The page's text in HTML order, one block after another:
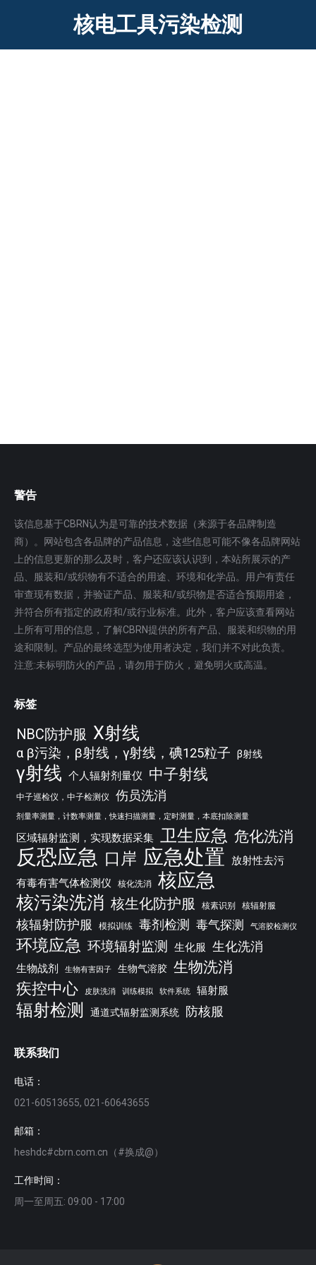
核电工具污染检测
警告
该信息基于CBRN认为是可靠的技术数据（来源于各品牌制造
商）。网站包含各品牌的产品信息，这些信息可能不像各品牌网站
上的信息更新的那么及时，客户还应该认识到，本站所展示的产
品、服装和/或织物有不适合的用途、环境和化学品。用户有责任
审查现有数据，并验证产品、服装和/或织物是否适合预期用途，
并符合所有指定的政府和/或行业标准。此外，客户应该查看网站
上所有可用的信息，了解CBRN提供的所有产品、服装和织物的用
途和限制。产品的最终选型为使用者决定，我们并不对此负责。
注意:未标明防火的产品，请勿用于防火，避免明火或高温。
标签
NBC防护服 X射线
α β污染，β射线，γ射线，碘125粒子 β射线
γ射线 个人辐射剂量仪 中子射线
中子巡检仪，中子检测仪 伤员洗消
剂量率测量，计数率测量，快速扫描测量，定时测量，本底扣除测量
区域辐射监测，实现数据采集 卫生应急 危化洗消
反恐应急 口岸 应急处置
放射性去污
有毒有害气体检测仪
核化洗消 核应急
核污染洗消 核生化防护服 核素识别 核辐射服
核辐射防护服 模拟训练 毒剂检测 毒气探测 气溶胶检测仪
环境应急 环境辐射监测 生化服 生化洗消
生物战剂 生物有害因子 生物气溶胶 生物洗消
疾控中心
皮肤洗消 训练模拟 软件系统 辐射服
辐射检测 通道式辐射监测系统 防核服
联系我们
电话：
021-60513655, 021-60643655
邮箱：
heshdc#cbrn.com.cn（#换成@）
工作时间：
周一至周五: 09:00 - 17:00